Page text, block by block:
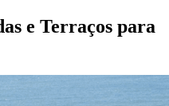
e Terraços para